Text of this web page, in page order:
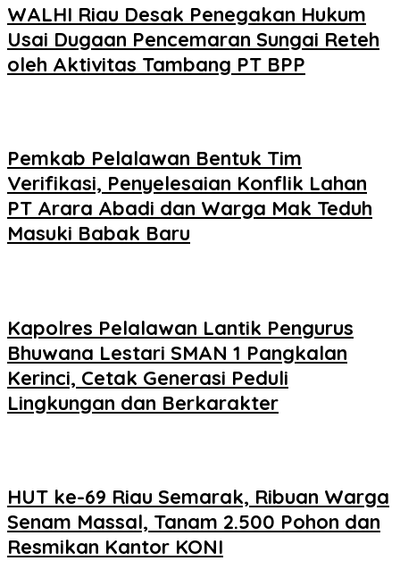
WALHI Riau Desak Penegakan Hukum
Usai Dugaan Pencemaran Sungai Reteh
oleh Aktivitas Tambang PT BPP
Pemkab Pelalawan Bentuk Tim
Verifikasi, Penyelesaian Konflik Lahan
PT Arara Abadi dan Warga Mak Teduh
Masuki Babak Baru
Kapolres Pelalawan Lantik Pengurus
Bhuwana Lestari SMAN 1 Pangkalan
Kerinci, Cetak Generasi Peduli
Lingkungan dan Berkarakter
HUT ke-69 Riau Semarak, Ribuan Warga
Senam Massal, Tanam 2.500 Pohon dan
Resmikan Kantor KONI